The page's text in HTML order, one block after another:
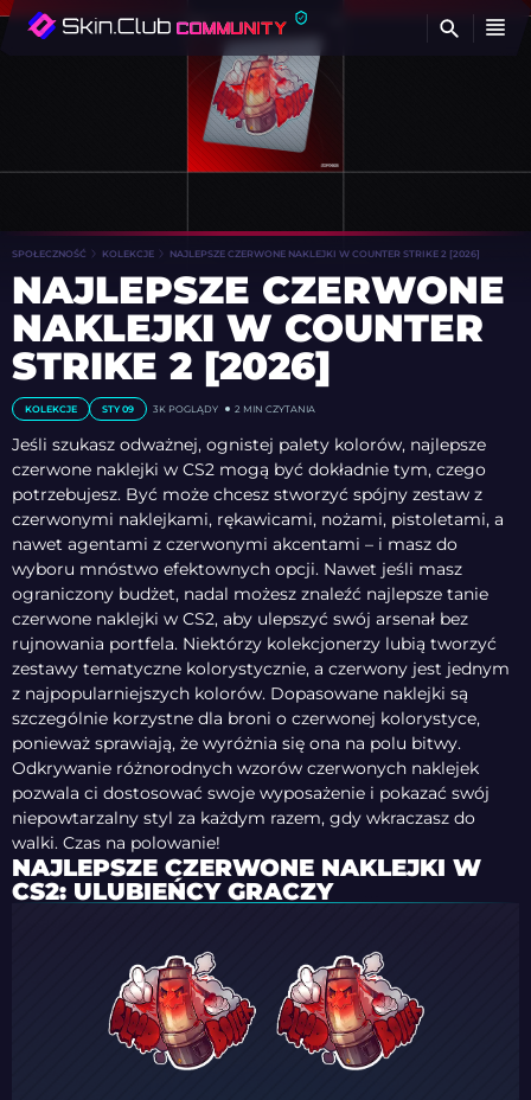
SPOŁECZNOŚĆ KOLEKCJE NAJLEPSZE CZERWONE NAKLEJKI W COUNTER STRIKE 2 [2026]
NAJLEPSZE CZERWONE
NAKLEJKI W COUNTER
STRIKE 2 [2026]
KOLEKCJE STY 09 3K POGLĄDY 2 MIN CZYTANIA
Jeśli szukasz odważnej, ognistej palety kolorów, najlepsze
czerwone naklejki w CS2 mogą być dokładnie tym, czego
potrzebujesz. Być może chcesz stworzyć spójny zestaw z
czerwonymi naklejkami, rękawicami, nożami, pistoletami, a
nawet agentami z czerwonymi akcentami – i masz do
wyboru mnóstwo efektownych opcji. Nawet jeśli masz
ograniczony budżet, nadal możesz znaleźć najlepsze tanie
czerwone naklejki w CS2, aby ulepszyć swój arsenał bez
rujnowania portfela. Niektórzy kolekcjonerzy lubią tworzyć
zestawy tematyczne kolorystycznie, a czerwony jest jednym
z najpopularniejszych kolorów. Dopasowane naklejki są
szczególnie korzystne dla broni o czerwonej kolorystyce,
ponieważ sprawiają, że wyróżnia się ona na polu bitwy.
Odkrywanie różnorodnych wzorów czerwonych naklejek
pozwala ci dostosować swoje wyposażenie i pokazać swój
niepowtarzalny styl za każdym razem, gdy wkraczasz do
walki. Czas na polowanie!
NAJLEPSZE CZERWONE NAKLEJKI W
CS2: ULUBIEŃCY GRACZY